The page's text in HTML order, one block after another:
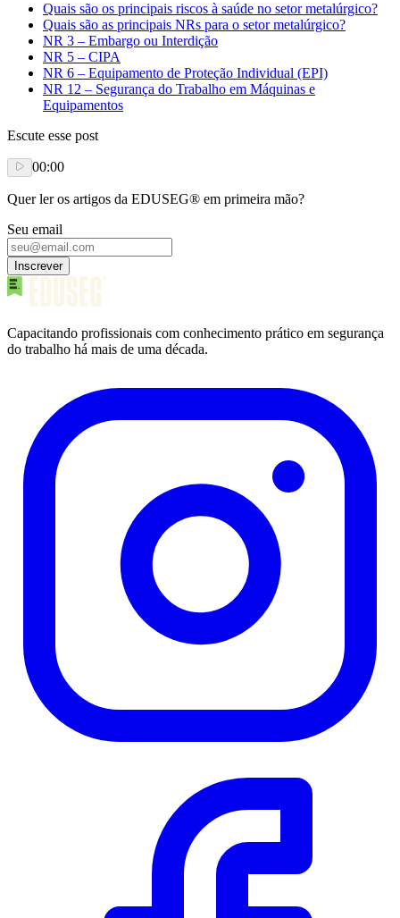
Quais são os principais riscos à saúde no setor metalúrgico?
Quais são as principais NRs para o setor metalúrgico?
NR 3 – Embargo ou Interdição
NR 5 – CIPA
NR 6 – Equipamento de Proteção Individual (EPI)
NR 12 – Segurança do Trabalho em Máquinas e
Equipamentos
Escute esse post
00:00
Quer ler os artigos da EDUSEG® em primeira mão?
Seu email
Inscrever
Capacitando profissionais com conhecimento prático em segurança
do trabalho há mais de uma década.